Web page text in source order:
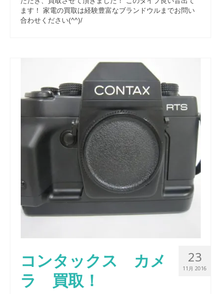
ます！ 家電の買取は経験豊富なブランドウルまでお問い
合わせください(^^)/
23
11月 2016
コンタックス カメ
ラ 買取！